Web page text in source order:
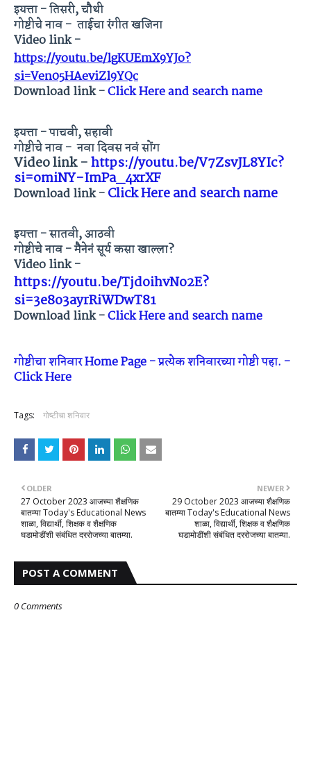
इयत्ता - तिसरी, चौथी
गोष्टीचे नाव - ताईचा रंगीत खजिना
Video link -
https://youtu.be/lgKUEmX9YJo?
si=Ven05HAeviZl9YQc
Download link -Click Here and search name
इयत्ता - पाचवी, सहावी
गोष्टीचे नाव -नवा दिवस नवं सोंग
Video link -https://youtu.be/V7ZsvJL8YIc?
si=omiNY-ImPa_4xrXF
Download link -Click Here and search name
इयत्ता - सातवी, आठवी
गोष्टीचे नाव - मैनेनं सूर्य कसा खाल्ला?
Video link -
https://youtu.be/TjdoihvNo2E?
si=3e8o3ayrRiWDwT81
Download link -Click Here and search name
गोष्टीचा शनिवार Home Page - प्रत्येक शनिवारच्या गोष्टी पहा. -
Click Here
Tags: गोष्टीचा शनिवार
NEWER
29 October 2023 आजच्या शैक्षणिक
बातम्या Today's Educational News
शाळा, विद्यार्थी, शिक्षक व शैक्षणिक
घडामोडींशी संबंधित दररोजच्या बातम्या.
OLDER
27 October 2023 आजच्या शैक्षणिक
बातम्या Today's Educational News
शाळा, विद्यार्थी, शिक्षक व शैक्षणिक
घडामोडींशी संबंधित दररोजच्या बातम्या.
POST A COMMENT
0 Comments